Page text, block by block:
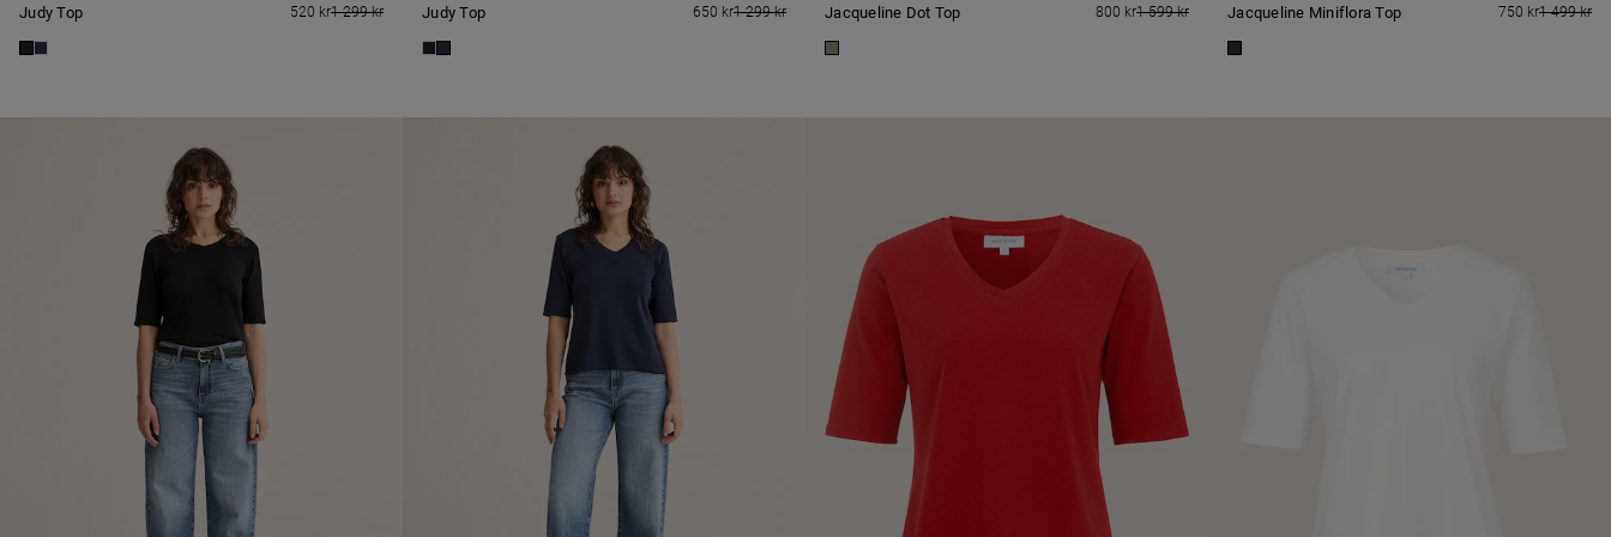
Judy Top 520 kr1 299 kr Judy Top 650 kr1 299 kr Jacqueline Dot Top 800 kr1 599 kr Jacqueline Miniflora Top 750 kr1 499 kr